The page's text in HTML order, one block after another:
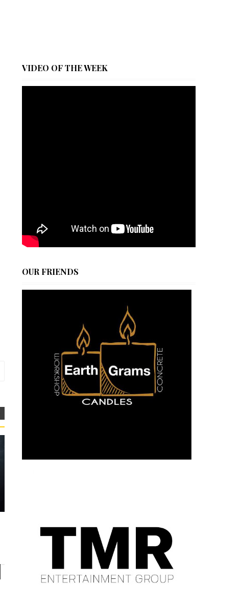
VIDEO OF THE WEEK
OUR FRIENDS